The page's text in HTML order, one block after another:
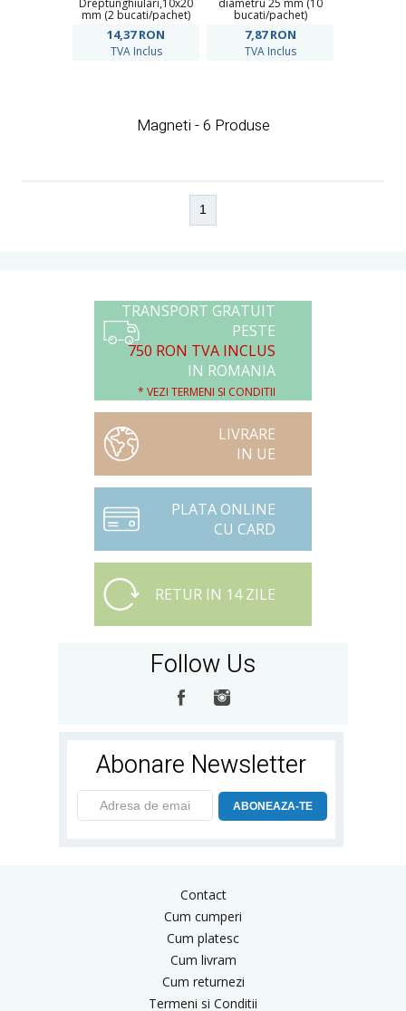
Dreptunghiulari,10x20
mm (2 bucati/pachet)
14,37RON
TVA Inclus
diametru 25 mm (10
bucati/pachet)
7,87RON
TVA Inclus
Magneti - 6 Produse
1
TRANSPORT GRATUIT
PESTE
750 RON TVA INCLUS
IN ROMANIA
* VEZI TERMENI SI CONDITII
LIVRARE
IN UE
PLATA ONLINE
CU CARD
RETUR IN 14 ZILE
Follow Us
Abonare Newsletter
ABONEAZA-TE
Contact
Cum cumperi
Cum platesc
Cum livram
Cum returnezi
Termeni si Conditii